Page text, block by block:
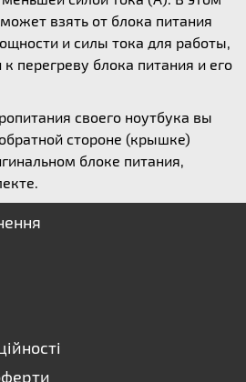
взять от блока питания
и силы тока для работы,
перегреву блока питания и его
своего ноутбука вы
стороне (крышке)
блоке питания,